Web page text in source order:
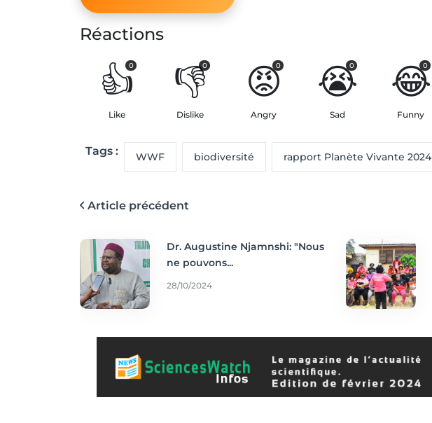
Réactions
👍
0
Like
👎
0
Dislike
😡
0
Angry
😭
0
Sad
😂
0
Funny
Tags : WWF biodiversité rapport Planète Vivante 2024
Article précédent
Dr. Augustine Njamnshi: "Nous
ne pouvons...
28/10/2024